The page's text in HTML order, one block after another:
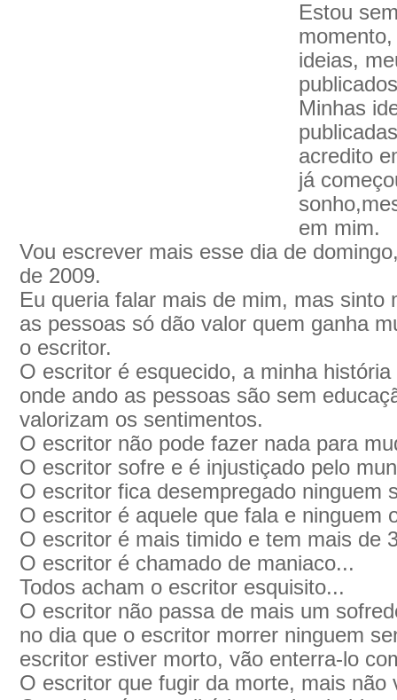
Estou
ideias,
Minhas
acredito
já
em mim.
Vou escrever mais esse dia de
de 2009.
Eu queria falar mais de mim, mas sinto
as pessoas só dão valor quem ganha
o escritor.
O escritor é esquecido, a minha
onde ando as pessoas são sem
valorizam os sentimentos.
O escritor não pode fazer nada para
O escritor sofre e é injustiçado pelo
O escritor fica desempregado ninguem
O escritor é aquele que fala e ninguem
O escritor é mais timido e tem mais de
O escritor é chamado de maniaco...
Todos acham o escritor esquisito...
O escritor não passa de mais um
no dia que o escritor morrer ninguem
escritor estiver morto, vão enterra-lo
O escritor que fugir da morte, mais não